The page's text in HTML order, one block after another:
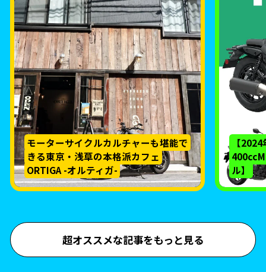
モーターサイクルカルチャーも堪能で
きる東京・浅草の本格派カフェ
ORTIGA -オルティガ-
【
ル】
超オススメな記事をもっと見る